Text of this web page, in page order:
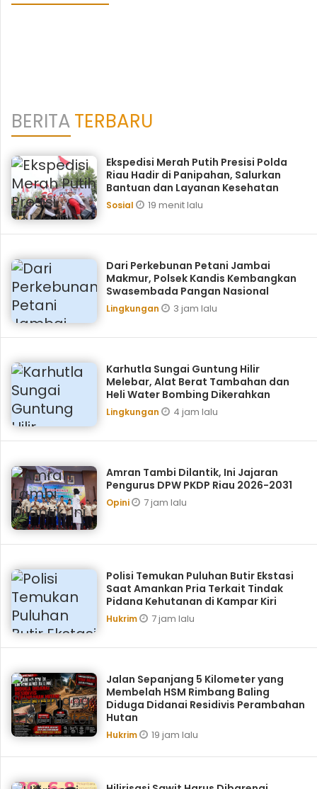
BERITATERBARU
Ekspedisi Merah Putih Presisi Polda
Riau Hadir di Panipahan, Salurkan
Bantuan dan Layanan Kesehatan
Sosial 19 menit lalu
Dari Perkebunan Petani Jambai
Makmur, Polsek Kandis Kembangkan
Swasembada Pangan Nasional
Lingkungan 3 jam lalu
Karhutla Sungai Guntung Hilir
Melebar, Alat Berat Tambahan dan
Heli Water Bombing Dikerahkan
Lingkungan 4 jam lalu
Amran Tambi Dilantik, Ini Jajaran
Pengurus DPW PKDP Riau 2026-2031
Opini 7 jam lalu
Polisi Temukan Puluhan Butir Ekstasi
Saat Amankan Pria Terkait Tindak
Pidana Kehutanan di Kampar Kiri
Hukrim 7 jam lalu
Jalan Sepanjang 5 Kilometer yang
Membelah HSM Rimbang Baling
Diduga Didanai Residivis Perambahan
Hutan
Hukrim 19 jam lalu